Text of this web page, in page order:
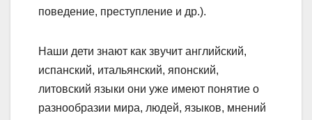
поведение, преступление и др.).
Наши дети знают как звучит английский,
испанский, итальянский, японский,
литовский языки они уже имеют понятие о
разнообразии мира, людей, языков, мнений